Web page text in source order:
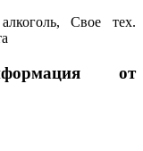
Свое тех.
от